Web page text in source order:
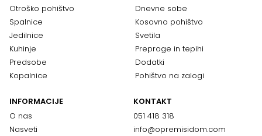
Otroško pohištvo
Spalnice
Jedilnice
Kuhinje
Predsobe
Kopalnice
Dnevne sobe
Kosovno pohištvo
Svetila
Preproge in tepihi
Dodatki
Pohištvo na zalogi
INFORMACIJE
O nas
Nasveti
KONTAKT
051 418 318
info@opremisidom.com